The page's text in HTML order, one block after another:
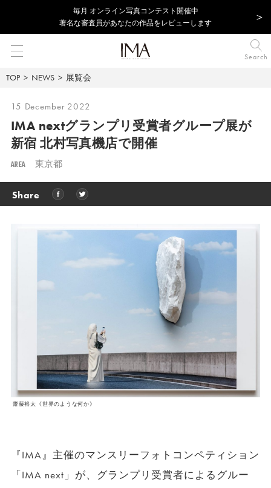
毎⽉ オンライン写真コンテスト開催中
著名な審査員があなたの作品をレビューします
Search
TOP NEWS 展覧会
15 December 2022
IMA nextグランプリ受賞者グループ展が
新宿 北村写真機店で開催
AREA 東京都
Share
齋藤裕太《世界のような何か》
『IMA』主催のマンスリーフォトコンペティション
「IMA next」が、グランプリ受賞者によるグルー